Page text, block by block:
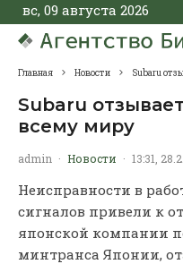
вс, 09 августа 2026
Главная Новости Subaru
Subaru
всему миру
admin · Новости · 13:31,
Неисправности в
сигналов привели к
японской компании
минтранса Японии,